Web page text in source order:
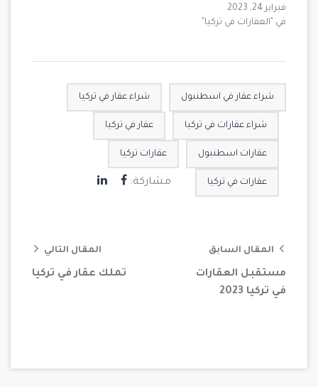
فبراير 24, 2023
في "العقارات في تركيا"
شراء عقار في اسطنبول شراء عقار في تركيا
شراء عقارات في تركيا عقار في تركيا
عقارات اسطنبول عقارات تركيا
عقارات في تركيا مشاركة:
المقال السابق
مستقبل العقارات
في تركيا 2023
المقال التالي
تملك عقار في تركيا